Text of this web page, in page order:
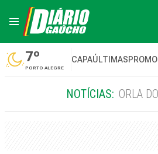
7º
PORTO ALEGRE
CAPAÚLTIMAS
NOTÍCIAS: ORLA